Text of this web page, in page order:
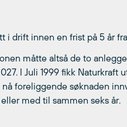
drift innen en frist på 5 år
måtte altså de to
I Juli 1999 fikk
nå foreliggende søknaden
med til sammen seks år.